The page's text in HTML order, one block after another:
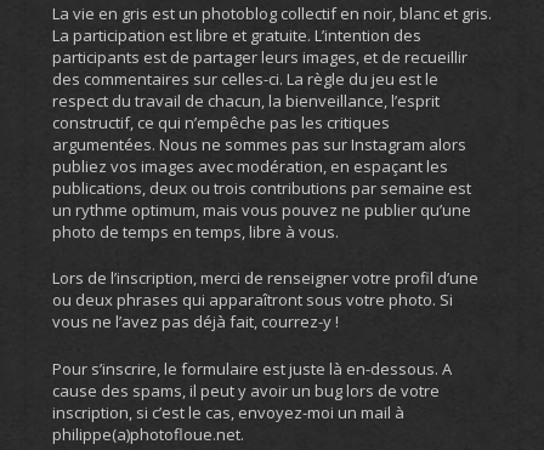
La vie en gris est un photoblog collectif en noir, blanc et gris.
La participation est libre et gratuite. L’intention des
participants est de partager leurs images, et de recueillir
des commentaires sur celles-ci. La règle du jeu est le
respect du travail de chacun, la bienveillance, l’esprit
constructif, ce qui n’empêche pas les critiques
argumentées. Nous ne sommes pas sur Instagram alors
publiez vos images avec modération, en espaçant les
publications, deux ou trois contributions par semaine est
un rythme optimum, mais vous pouvez ne publier qu’une
photo de temps en temps, libre à vous.
Lors de l’inscription, merci de renseigner votre profil d’une
ou deux phrases qui apparaîtront sous votre photo. Si
vous ne l’avez pas déjà fait, courrez-y !
Pour s’inscrire, le formulaire est juste là en-dessous. A
cause des spams, il peut y avoir un bug lors de votre
inscription, si c’est le cas, envoyez-moi un mail à
philippe(a)photofloue.net.